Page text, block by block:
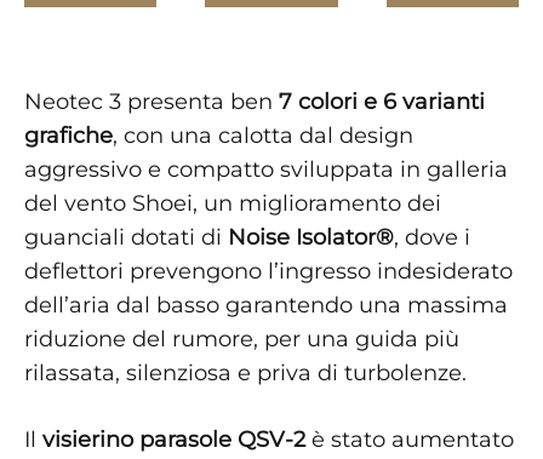
Neotec 3 presenta ben 7 colori e 6 varianti
grafiche, con una calotta dal design
aggressivo e compatto sviluppata in galleria
del vento Shoei, un miglioramento dei
guanciali dotati di Noise Isolator®, dove i
deflettori prevengono l’ingresso indesiderato
dell’aria dal basso garantendo una massima
riduzione del rumore, per una guida più
rilassata, silenziosa e priva di turbolenze.
Il visierino parasole QSV-2è stato aumentato